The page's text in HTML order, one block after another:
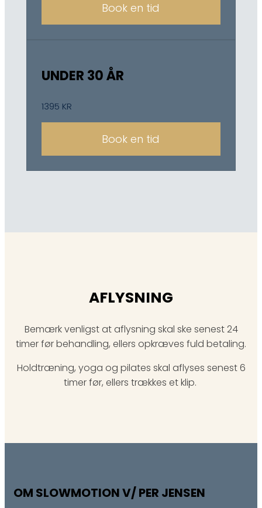
Book en tid
UNDER 30 ÅR
1395 KR
Book en tid
AFLYSNING
Bemærk venligst at aflysning skal ske senest 24
timer før behandling, ellers opkræves fuld betaling.
Holdtræning, yoga og pilates skal aflyses senest 6
timer før, ellers trækkes et klip.
OM SLOWMOTION V/ PER JENSEN